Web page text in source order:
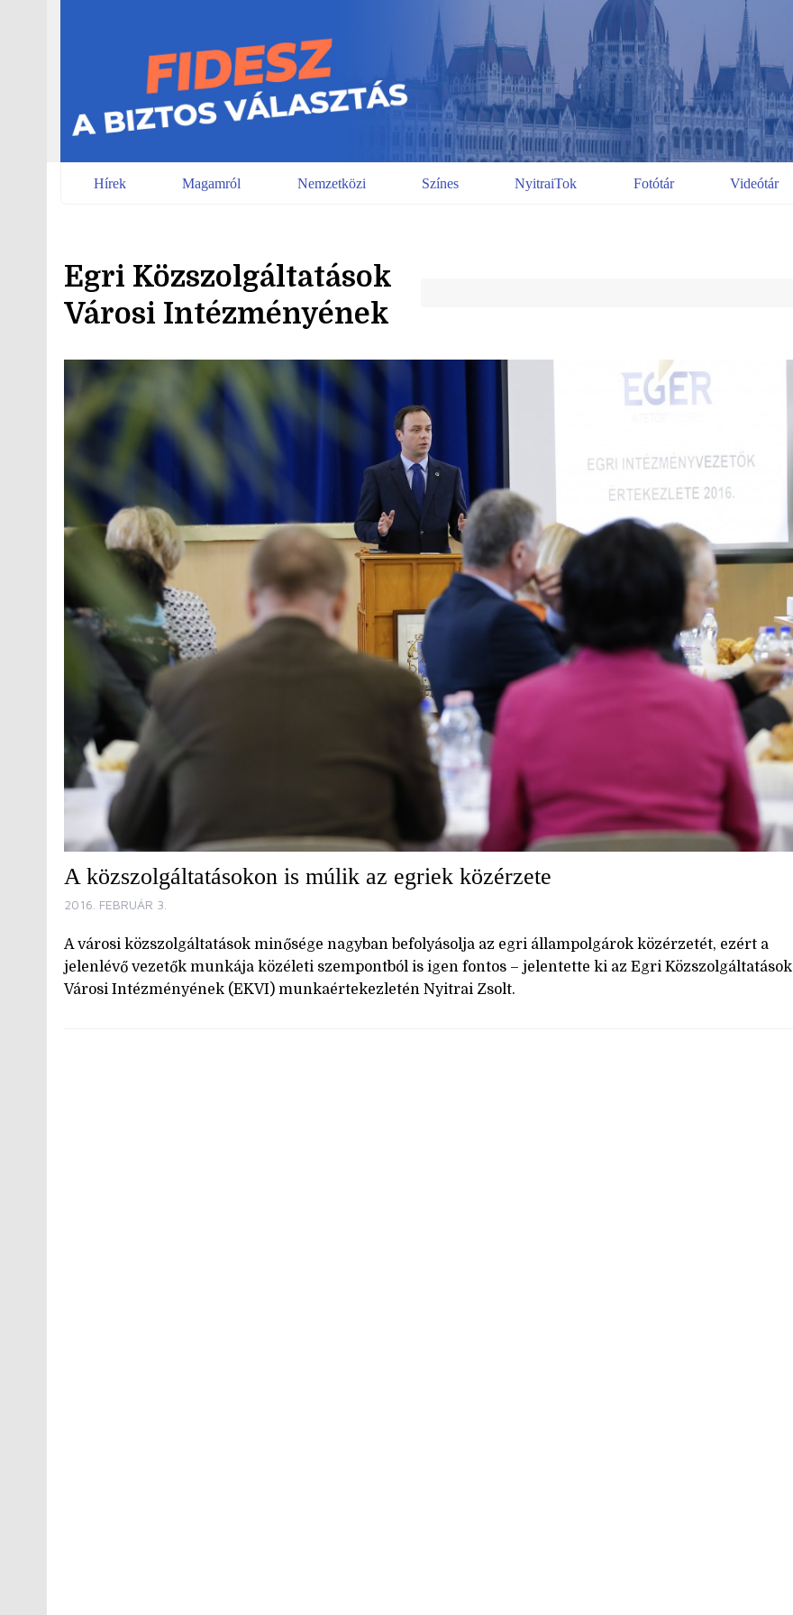
Hírek Magamról Nemzetközi Színes NyitraiTok Fotótár Videótár
Egri Közszolgáltatások
Városi Intézményének
A közszolgáltatásokon is múlik az egriek közérzete
2016. FEBRUÁR 3.
A városi közszolgáltatások minősége nagyban befolyásolja az egri állampolgárok közérzetét, ezért a
jelenlévő vezetők munkája közéleti szempontból is igen fontos – jelentette ki az Egri Közszolgáltatások
Városi Intézményének (EKVI) munkaértekezletén Nyitrai Zsolt.